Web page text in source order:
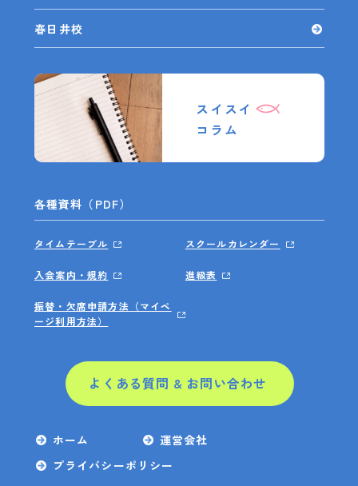
春日井校
スイスイ
コラム
各種資料（PDF）
タイムテーブル スクールカレンダー
入会案内・規約 進級表
振替・欠席申請方法（マイペ
ージ利用方法）
よくある質問 & お問い合わせ
ホーム
運営会社
プライバシーポリシー